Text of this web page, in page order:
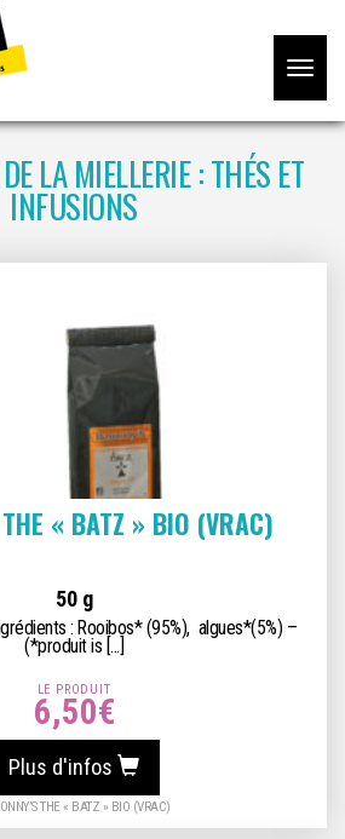
Toggle
LA MIELLERIE : THÉS ET
INFUSIONS
THE « BATZ » BIO (VRAC)
50 g
: Rooibos* (95%), algues*(5%) –
(*produit is [...]
LE PRODUIT
6,50€
Plus d'infos
THE « BATZ » BIO (VRAC)